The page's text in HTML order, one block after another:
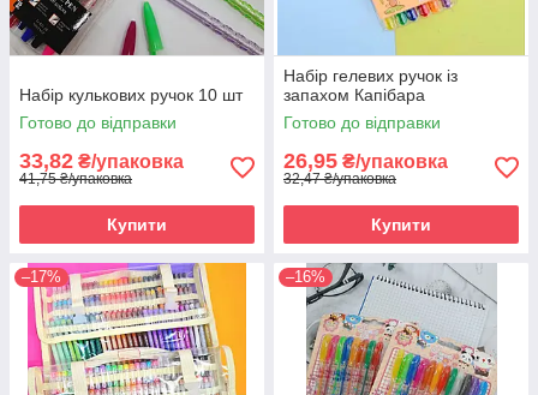
Набір кулькових ручок 10 шт
Готово до відправки
33,82 ₴/упаковка
41,75 ₴/упаковка
Купити
Набір гелевих ручок із
запахом Капібара
Готово до відправки
26,95 ₴/упаковка
32,47 ₴/упаковка
Купити
–17% –16%